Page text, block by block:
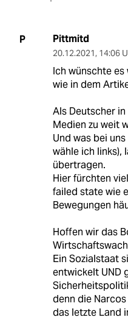
P Pittmitd
20.12.2021, 14:06
Ich wünschte
wie in dem
Als Deutscher
Medien zu weit
Und was bei
wähle ich links),
übertragen.
Hier fürchten
failed state wie
Bewegungen
Hoffen wir das
Ein Sozialstaat
entwickelt UND
denn die
das letzte Land